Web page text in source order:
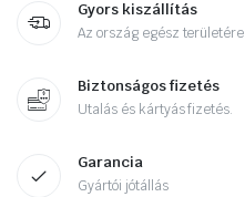
Gyors kiszállítás
Az ország egész területére
Biztonságos fizetés
Utalás és kártyás fizetés.
Garancia
Gyártói jótállás